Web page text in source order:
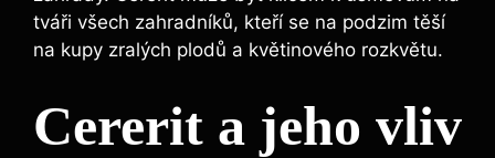
tváři všech‍ zahradníků, kteří se na podzim těší
na kupy‍ zralých plodů a květinového rozkvětu.
Cererit a jeho vliv